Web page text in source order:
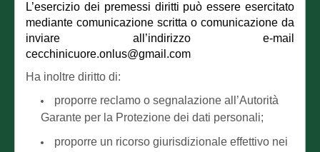
L’esercizio dei premessi diritti può essere esercitato
mediante comunicazione scritta o comunicazione da
inviare all’indirizzo e-mail
cecchinicuore.onlus@gmail.com
Ha inoltre diritto di:
proporre reclamo o segnalazione all’Autorità
Garante per la Protezione dei dati personali;
proporre un ricorso giurisdizionale effettivo nei